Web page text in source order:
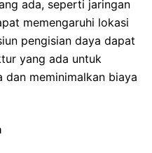
ada, seperti jaringan
memengaruhi lokasi
pengisian daya dapat
yang ada untuk
dan meminimalkan biaya